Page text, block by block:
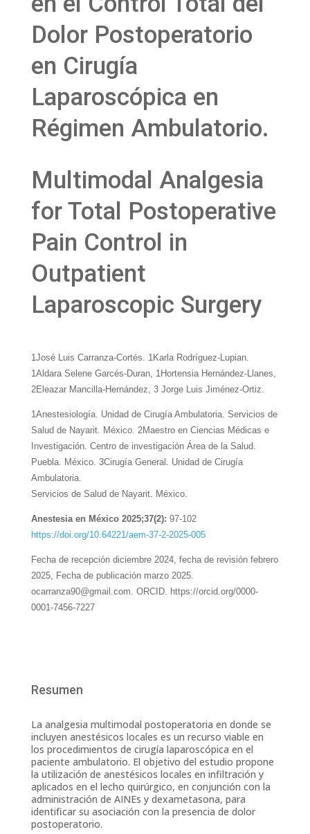
Dolor Postoperatorio
en Cirugía
Laparoscópica en
Régimen Ambulatorio.
Multimodal Analgesia
for Total Postoperative
Pain Control in
Outpatient
Laparoscopic Surgery
1José Luis Carranza-Cortés. 1Karla Rodríguez-Lupian.
1Aldara Selene Garcés-Duran, 1Hortensia Hernández-Llanes,
2Eleazar Mancilla-Hernández, 3 Jorge Luis Jiménez-Ortiz.
1Anestesiología. Unidad de Cirugía Ambulatoria. Servicios de
Salud de Nayarit. México. 2Maestro en Ciencias Médicas e
Investigación. Centro de investigación Área de la Salud.
Puebla. México. 3Cirugía General. Unidad de Cirugía
Ambulatoria.
Servicios de Salud de Nayarit. México.
Anestesia en México 2025;37(2): 97-102
https://doi.org/10.64221/aem-37-2-2025-005
Fecha de recepción diciembre 2024, fecha de revisión febrero
2025, Fecha de publicación marzo 2025.
ocarranza90@gmail.com. ORCID. https://orcid.org/0000-
0001-7456-7227
Resumen
La analgesia multimodal postoperatoria en donde se
incluyen anestésicos locales es un recurso viable en
los procedimientos de cirugía laparoscópica en el
paciente ambulatorio. El objetivo del estudio propone
la utilización de anestésicos locales en infiltración y
aplicados en el lecho quirúrgico, en conjunción con la
administración de AINEs y dexametasona, para
identificar su asociación con la presencia de dolor
postoperatorio.